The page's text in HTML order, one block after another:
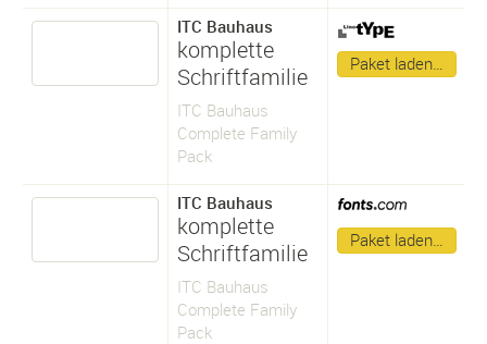
ITC Bauhaus
komplette
Schriftfamilie
ITC Bauhaus
Complete Family
Pack
Paket laden…
ITC Bauhaus
komplette
Schriftfamilie
ITC Bauhaus
Complete Family
Pack
Paket laden…